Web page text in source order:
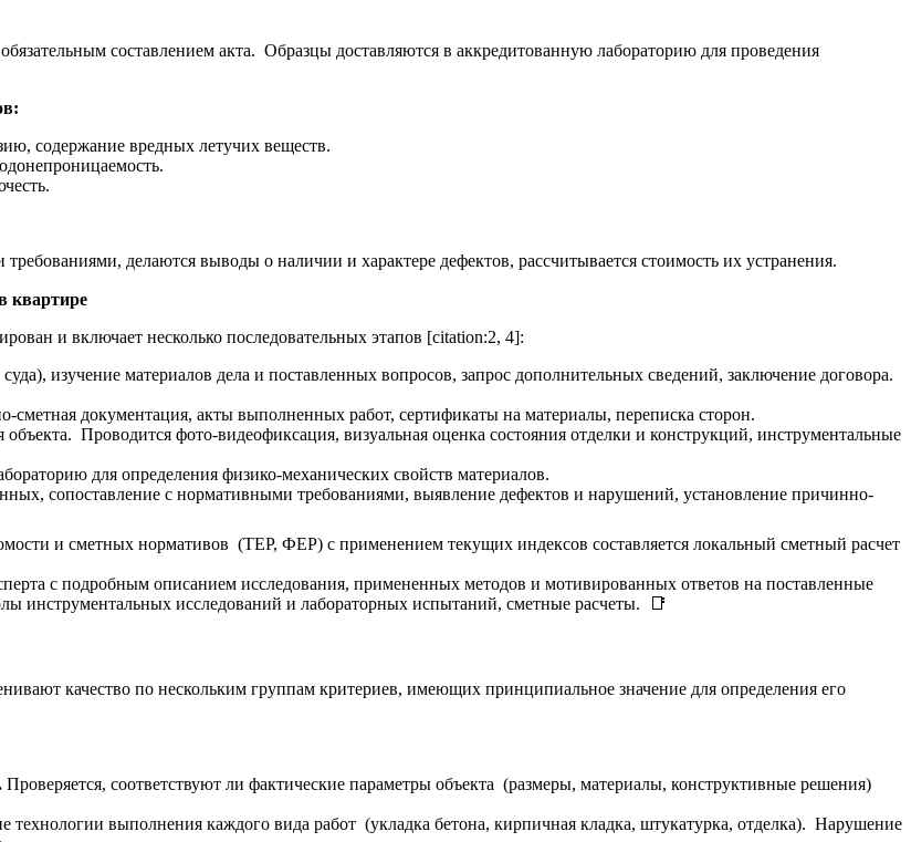
составлением акта. Образцы доставляются в аккредитованную лабораторию для проведения
содержание вредных летучих веществ.
делаются выводы о наличии и характере дефектов, рассчитывается стоимость их устранения.
квартире
и включает несколько последовательных этапов [citation:2, 4]:
изучение материалов дела и поставленных вопросов, запрос дополнительных сведений, заключение договора.
сметная документация, акты выполненных работ, сертификаты на материалы, переписка сторон.
Проводится фото-видеофиксация, визуальная оценка состояния отделки и конструкций, инструментальные
для определения физико-механических свойств материалов.
сопоставление с нормативными требованиями, выявление дефектов и нарушений, установление причинно-
и сметных нормативов (ТЕР, ФЕР) с применением текущих индексов составляется локальный сметный расчет
с подробным описанием исследования, примененных методов и мотивированных ответов на поставленные
инструментальных исследований и лабораторных испытаний, сметные расчеты. 📑
качество по нескольким группам критериев, имеющих принципиальное значение для определения его
Проверяется, соответствуют ли фактические параметры объекта (размеры, материалы, конструктивные решения)
технологии выполнения каждого вида работ (укладка бетона, кирпичная кладка, штукатурка, отделка). Нарушение